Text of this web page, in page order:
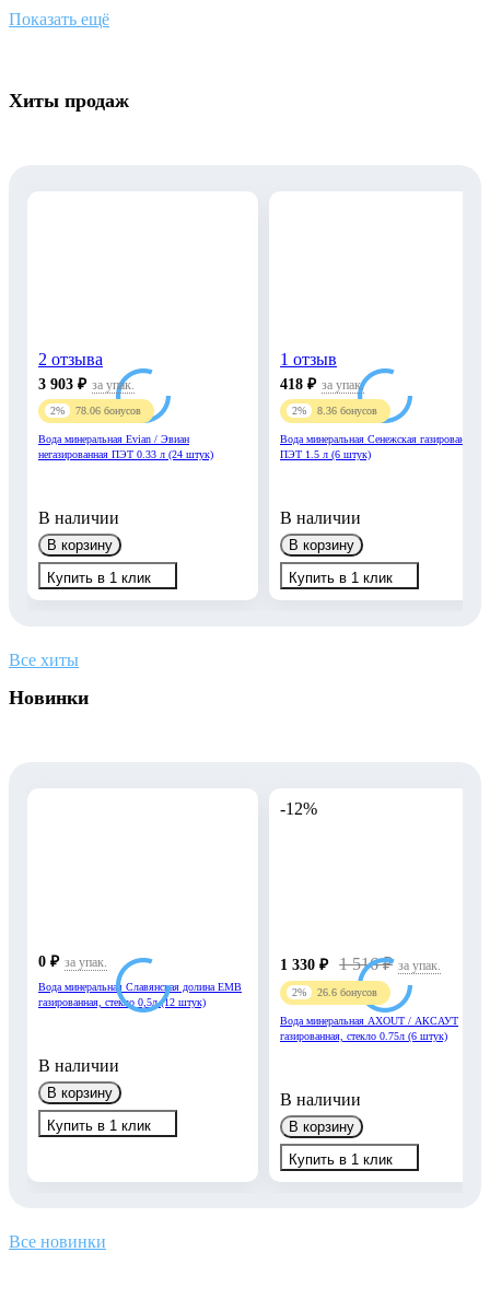
Показать ещё
Хиты продаж
2 отзыва
3 903 ₽ за упак.
2% 78.06 бонусов
Вода минеральная Evian / Эвиан
негазированная ПЭТ 0.33 л (24 штук)
В наличии
В корзину
Купить в 1 клик
1 отзыв
418₽ за упак.
2% 8.36 бонусов
Вода минеральная Сенежская газированная,
ПЭТ 1.5 л (6 штук)
В наличии
В корзину
Купить в 1 клик
Все хиты
Новинки
0 ₽ за упак.
Вода минеральная Славянская долина ЕМВ
газированная, стекло 0,5л (12 штук)
В наличии
В корзину
Купить в 1 клик
-12%
1 330₽ 1 516₽ за упак.
2% 26.6 бонусов
Вода минеральная AXOUT / АКСАУТ
газированная, стекло 0.75л (6 штук)
В наличии
В корзину
Купить в 1 клик
Все новинки